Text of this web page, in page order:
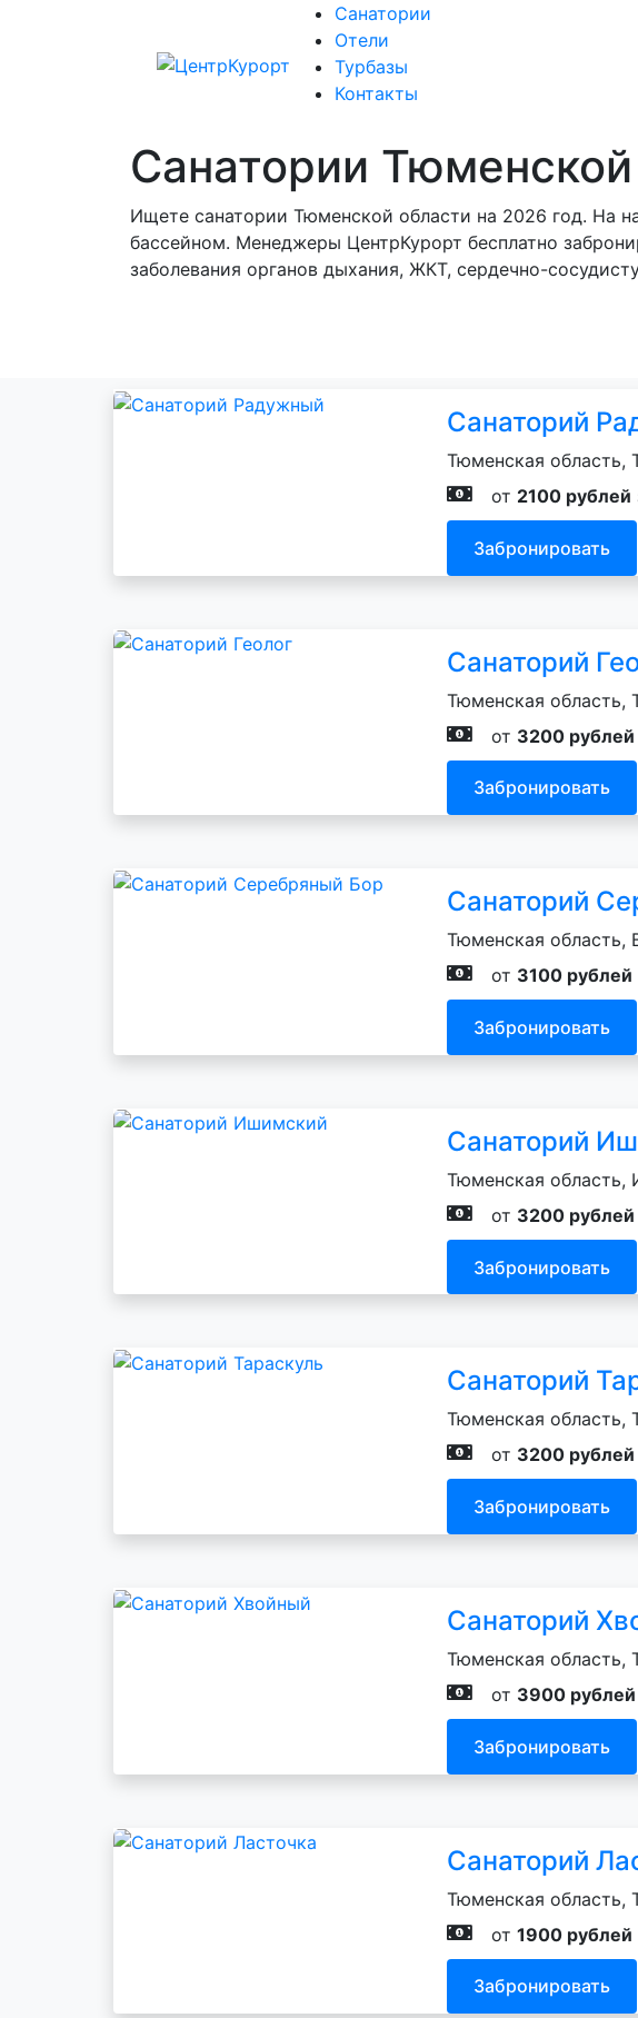
Санатории
Отели
Турбазы
Контакты
Санатории
Ищете санатории Тюменской области на 2026 год. На
бассейном. Менеджеры ЦентрКурорт бесплатно
заболевания органов дыхания, ЖКТ, сердечно-
Санаторий
Тюменская область,
от 2100 рублей
Забронировать
Санаторий
Тюменская область,
от 3200 рублей
Забронировать
Санаторий
Тюменская область,
от 3100 рублей
Забронировать
Санаторий
Тюменская
от 3200 рублей
Забронировать
Санаторий
Тюменская область,
от 3200 рублей
Забронировать
Санаторий
Тюменская область,
от 3900 рублей
Забронировать
Санаторий
Тюменская область,
от 1900 рублей
Забронировать